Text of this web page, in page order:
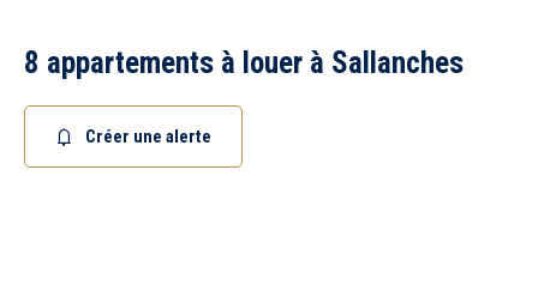
8 appartements à louer à Sallanches
Créer une alerte